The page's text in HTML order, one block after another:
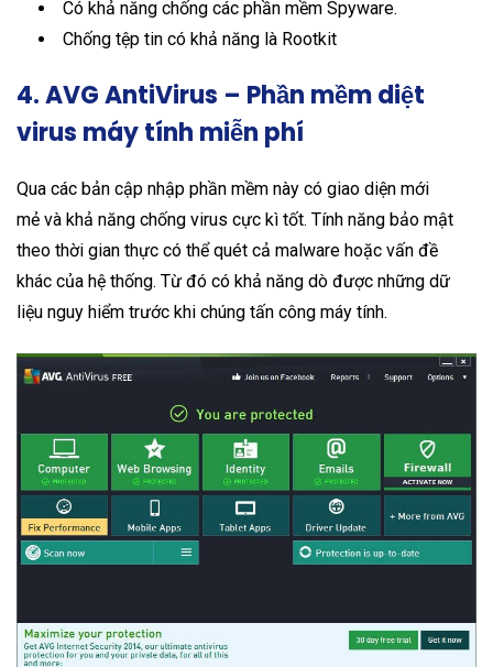
Có khả năng chống các phần mềm Spyware.
Chống tệp tin có khả năng là Rootkit
4. AVG AntiVirus – Phần mềm diệt
virus máy tính miễn phí
Qua các bản cập nhập phần mềm này có giao diện mới
mẻ và khả năng chống virus cực kì tốt. Tính năng bảo mật
theo thời gian thực có thể quét cả malware hoặc vấn đề
khác của hệ thống. Từ đó có khả năng dò được những dữ
liệu nguy hiểm trước khi chúng tấn công máy tính.